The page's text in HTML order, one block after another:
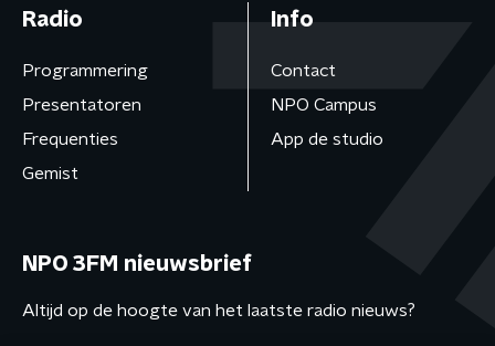
Radio
Programmering
Presentatoren
Frequenties
Gemist
Info
Contact
NPO Campus
App de studio
NPO 3FM nieuwsbrief
Altijd op de hoogte van het laatste radio nieuws?